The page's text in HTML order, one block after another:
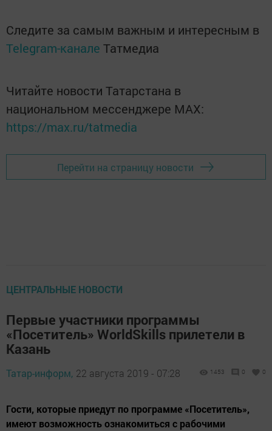
Следите за самым важным и интересным в
Telegram-канале Татмедиа
Читайте новости Татарстана в
национальном мессенджере MАХ:
https://max.ru/tatmedia
Перейти на страницу новости
ЦЕНТРАЛЬНЫЕ НОВОСТИ
Первые участники программы
«Посетитель» WorldSkills прилетели в
Казань
Татар-информ, 22 августа 2019 - 07:28 1453 0 0
Гости, которые приедут по программе «Посетитель»,
имеют возможность ознакомиться с рабочими